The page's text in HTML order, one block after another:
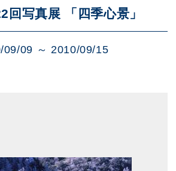
回写真展 「四季心景」
09/09 ～ 2010/09/15